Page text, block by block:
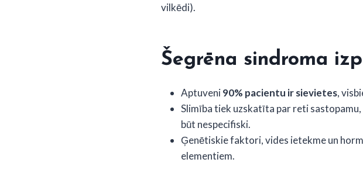
vilkēdi).
Šegrēna sindroma
Aptuveni90% pacientu ir sievietes,
Slimība tiek uzskatīta par reti
būt nespecifiski.
Ģenētiskie faktori, vides ietekme un
elementiem.